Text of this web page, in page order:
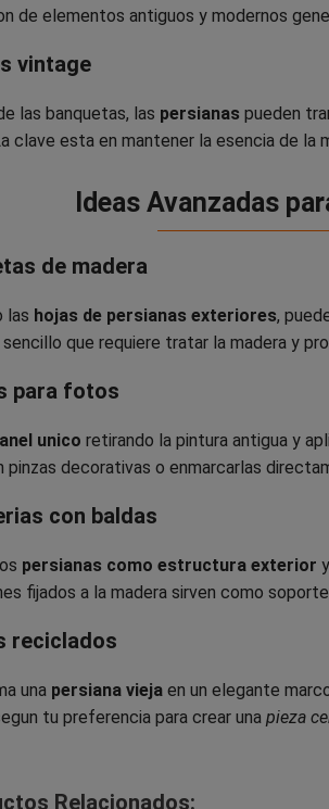
de elementos antiguos y modernos
vintage
las banquetas, las persianas pueden
clave esta en mantener la esencia de
Ideas Avanzadas
de madera
las hojas de persianas exteriores,
que requiere tratar la madera y
para fotos
unico retirando la pintura antigua y
decorativas o enmarcarlas
con baldas
persianas como estructura exterior
fijados a la madera sirven como
reciclados
una persiana vieja en un elegante
tu preferencia para crear una pieza
Relacionados: